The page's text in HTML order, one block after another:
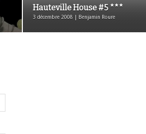
Hauteville House #5 ***
3 décembre 2008 | Benjamin Roure